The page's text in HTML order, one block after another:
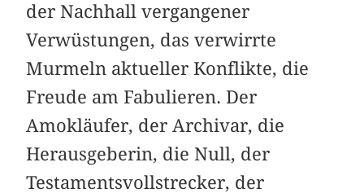
der Nachhall vergangener
Verwüstungen, das verwirrte
Murmeln aktueller Konflikte, die
Freude am Fabulieren. Der
Amokläufer, der Archivar, die
Herausgeberin, die Null, der
Testamentsvollstrecker, der